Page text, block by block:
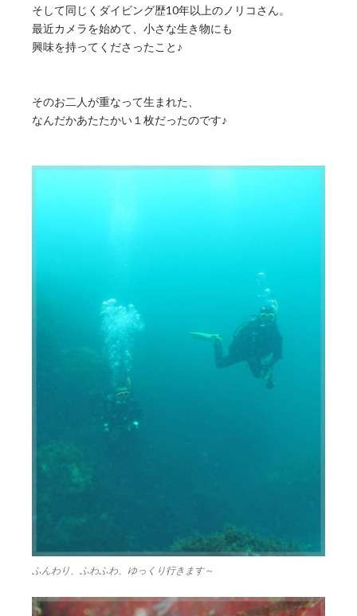
そして同じくダイビング歴10年以上のノリコさん。
最近カメラを始めて、小さな生き物にも
興味を持ってくださったこと♪
そのお二人が重なって生まれた、
なんだかあたたかい１枚だったのです♪
ふんわり、ふわふわ、ゆっくり行きます～